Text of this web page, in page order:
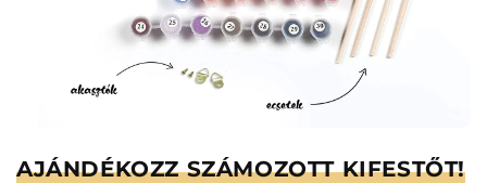
AJÁNDÉKOZZ SZÁMOZOTT KIFESTŐT!